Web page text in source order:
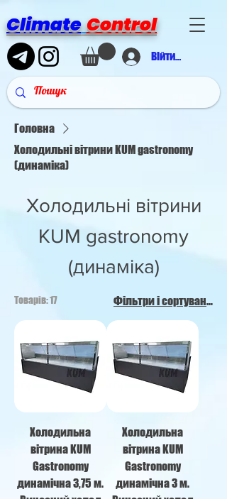
Climate Control
Війти в аккаунт
Головна
Холодильні вітрини KUM gastronomy
(динаміка)
Холодильні вітрини
KUM gastronomy
(динаміка)
Товарів: 17 Фільтри і сортування
Холодильна
вітрина KUM
Gastronomy
динамічна 3,75 м.
Холодильна
вітрина KUM
Gastronomy
динамічна 3 м.